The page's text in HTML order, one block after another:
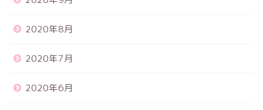
2020年8月
2020年7月
2020年6月